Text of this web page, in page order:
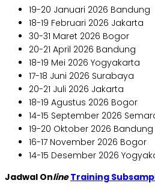
19-20 Januari 2026 Bandung
18-19 Februari 2026 Jakarta
30-31 Maret 2026 Bogor
20-21 April 2026 Bandung
18-19 Mei 2026 Yogyakarta
17-18 Juni 2026 Surabaya
20-21 Juli 2026 Jakarta
18-19 Agustus 2026 Bogor
14-15 September 2026
19-20 Oktober 2026 Bandung
16-17 November 2026 Bogor
14-15 Desember 2026
Jadwal OnlineTraining